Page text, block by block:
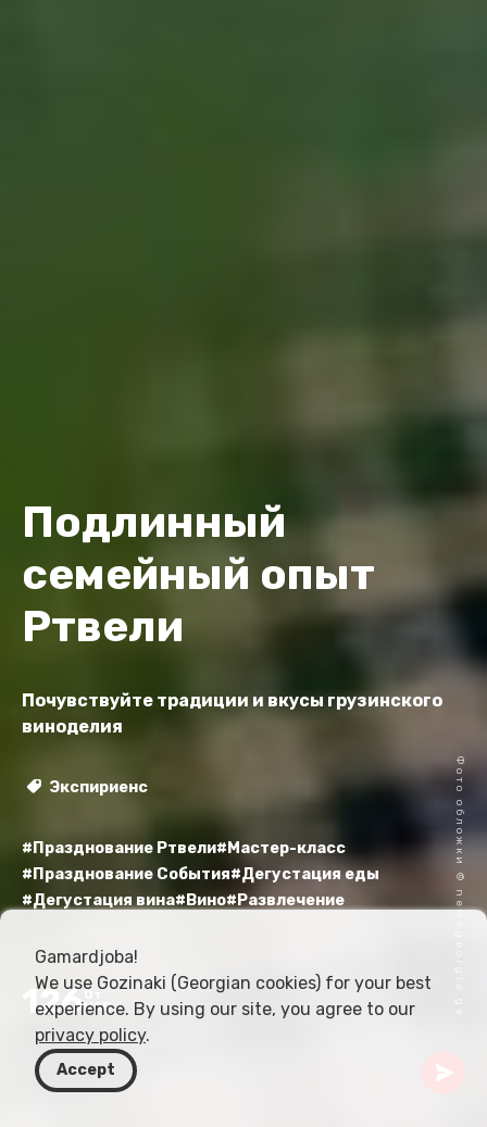
Подлинный
семейный опыт
Ртвели
Почувствуйте традиции и вкусы грузинского
виноделия
Экспириенс
#Празднование Ртвели#Мастер-класс
#Празднование События#Дегустация еды
#Дегустация вина#Вино#Развлечение
126USD
Фото обложки © newsgeorgia.ge
Gamardjoba!
We use Gozinaki (Georgian cookies) for your best
experience. By using our site, you agree to our
privacy policy.
Accept